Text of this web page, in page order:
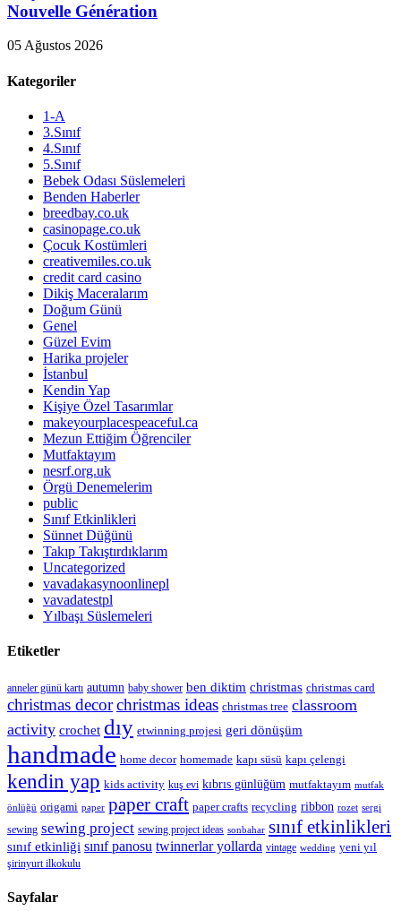
Nouvelle Génération
05 Ağustos 2026
Kategoriler
1-A
3.Sınıf
4.Sınıf
5.Sınıf
Bebek Odası Süslemeleri
Benden Haberler
breedbay.co.uk
casinopage.co.uk
Çocuk Kostümleri
creativemiles.co.uk
credit card casino
Dikiş Maceralarım
Doğum Günü
Genel
Güzel Evim
Harika projeler
İstanbul
Kendin Yap
Kişiye Özel Tasarımlar
makeyourplacespeaceful.ca
Mezun Ettiğim Öğrenciler
Mutfaktayım
nesrf.org.uk
Örgü Denemelerim
public
Sınıf Etkinlikleri
Sünnet Düğünü
Takıp Takıştırdıklarım
Uncategorized
vavadakasynoonlinepl
vavadatestpl
Yılbaşı Süslemeleri
Etiketler
anneler günü kartı autumn baby shower ben diktim christmas christmas card
christmas decorchristmas ideas christmas tree classroom
activity crochet dıy etwinning projesi geri dönüşüm
handmade home decor homemade kapı süsü kapı çelengi
kendin yap kids activity kuş evi kıbrıs günlüğüm mutfaktayım mutfak
önlüğü origami paper paper craft paper crafts recycling ribbon rozet sergi
sewing sewing project sewing project ideas sonbahar sınıf etkinlikleri
sınıf etkinliği sınıf panosu twinnerlar yollarda vintage wedding yeni yıl
şirinyurt ilkokulu
Sayfalar